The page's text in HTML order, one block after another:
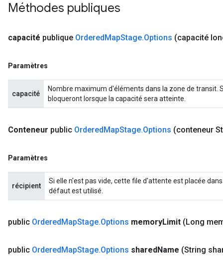
Méthodes publiques
capacité publique OrderedMapStage.Options (capacité
Paramètres
capacité
Nombre maximum d'éléments dans la zone de transit.
bloqueront lorsque la capacité sera atteinte.
Conteneur public OrderedMapStage.Options (conteneur
Paramètres
récipient
Si elle n'est pas vide, cette file d'attente est placée
défaut est utilisé.
public OrderedMapStage.Options memoryLimit (Long
public OrderedMapStage.Options sharedName (String